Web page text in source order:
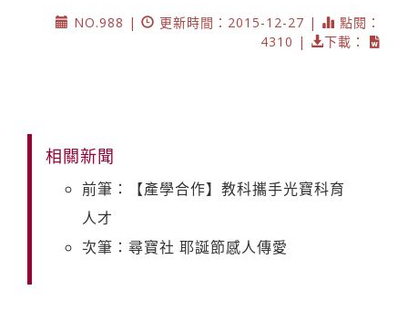
NO.988 |
更新時間：2015-12-27 |
點閱：
4310 |
下載：
相關新聞
前筆：【產學合作】教科攜手光寶科育
人才
次筆：尋寶社 耶誕節感人傳愛